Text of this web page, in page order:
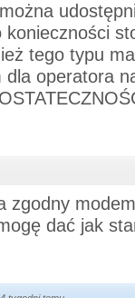
tego typu
operatora
zgodny
dać jak